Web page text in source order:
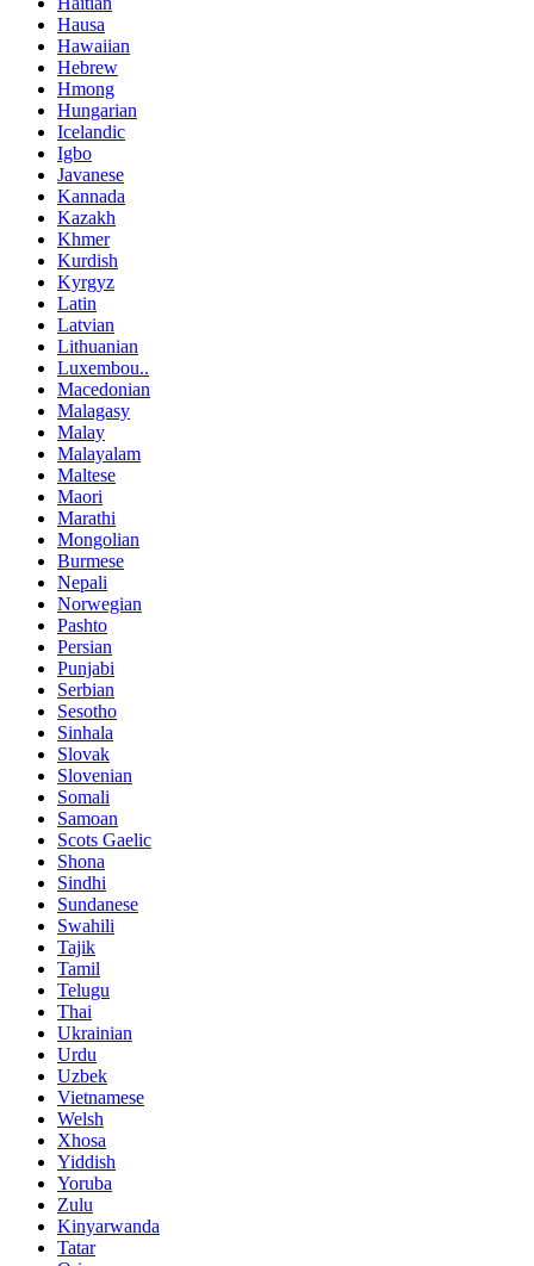
Hausa
Hawaiian
Hebrew
Hmong
Hungarian
Icelandic
Igbo
Javanese
Kannada
Kazakh
Khmer
Kurdish
Kyrgyz
Latin
Latvian
Lithuanian
Luxembou..
Macedonian
Malagasy
Malay
Malayalam
Maltese
Maori
Marathi
Mongolian
Burmese
Nepali
Norwegian
Pashto
Persian
Punjabi
Serbian
Sesotho
Sinhala
Slovak
Slovenian
Somali
Samoan
Scots Gaelic
Shona
Sindhi
Sundanese
Swahili
Tajik
Tamil
Telugu
Thai
Ukrainian
Urdu
Uzbek
Vietnamese
Welsh
Xhosa
Yiddish
Yoruba
Zulu
Kinyarwanda
Tatar